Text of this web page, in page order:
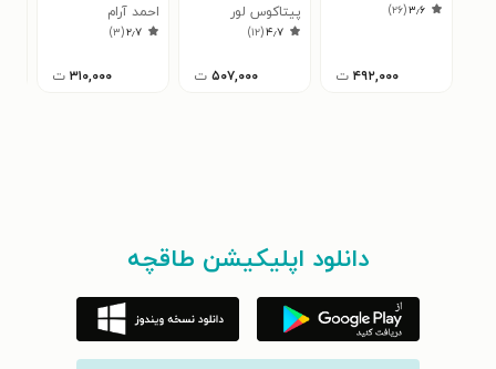
۳٫۶(۲۶)
۴۹۲,۰۰۰ ت
پیتاکوس لور
۴٫۷(۱۲)
۵۰۷,۰۰۰ ت
شد
احمد آرام
۲٫۷(۳)
۳۱۰,۰۰۰ ت
دانلود اپلیکیشن طاقچه